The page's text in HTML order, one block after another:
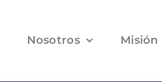
Nosotros Misión